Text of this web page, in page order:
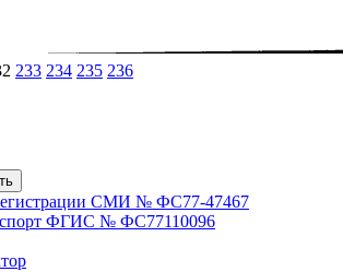
233 234 235 236
СМИ № ФС77-47467
ФГИС № ФС77110096